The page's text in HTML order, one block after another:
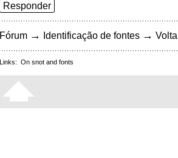
Responder
Fórum → Identificação de fontes →
Links: On snot and fonts